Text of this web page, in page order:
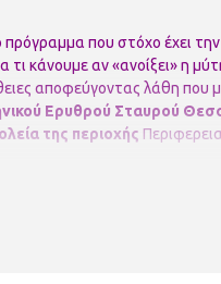
πρόγραμμα που στόχο έχει
τι κάνουμε αν «ανοίξει»
αποφεύγοντας λάθη που
Ερυθρού Σταυρού
της περιοχής